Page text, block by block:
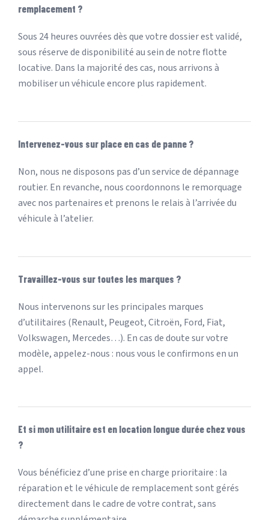
remplacement ?
Sous 24 heures ouvrées dès que votre dossier est validé,
sous réserve de disponibilité au sein de notre flotte
locative. Dans la majorité des cas, nous arrivons à
mobiliser un véhicule encore plus rapidement.
Intervenez-vous sur place en cas de panne ?
Non, nous ne disposons pas d’un service de dépannage
routier. En revanche, nous coordonnons le remorquage
avec nos partenaires et prenons le relais à l’arrivée du
véhicule à l’atelier.
Travaillez-vous sur toutes les marques ?
Nous intervenons sur les principales marques
d’utilitaires (Renault, Peugeot, Citroën, Ford, Fiat,
Volkswagen, Mercedes…). En cas de doute sur votre
modèle, appelez-nous : nous vous le confirmons en un
appel.
Et si mon utilitaire est en location longue durée chez vous
?
Vous bénéficiez d’une prise en charge prioritaire : la
réparation et le véhicule de remplacement sont gérés
directement dans le cadre de votre contrat, sans